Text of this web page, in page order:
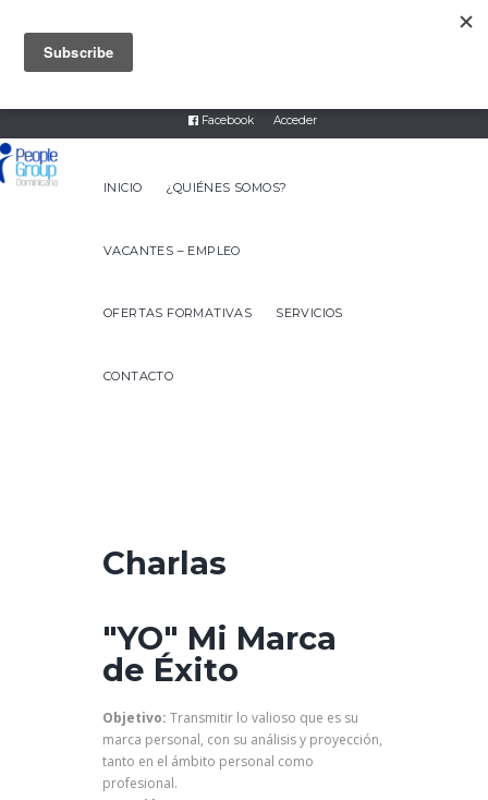
Facebook Acceder
INICIO ¿QUIÉNES SOMOS?
VACANTES – EMPLEO
OFERTAS FORMATIVAS SERVICIOS
CONTACTO
Charlas
"YO" Mi Marca
de Éxito
Objetivo: Transmitir lo valioso que es su
marca personal, con su análisis y proyección,
tanto en el ámbito personal como
profesional.